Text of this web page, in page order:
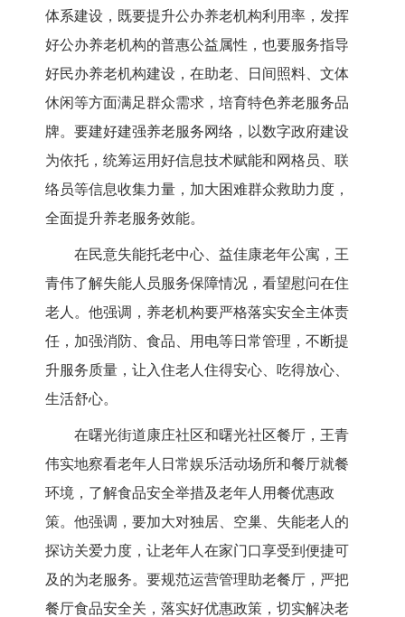
体系建设 ，既要提升公办养老机构利用率， 发挥
好公办养老机构的普惠公益属性， 也要服务指导
好民办养老机构建设， 在助老、日间照料、文体
休闲等方面满足群众需求，培育特色养老服务品
牌。 要建好建强养老服务网络，以数字政府建设
为依托，统筹运用好信息技术赋能和网格员、联
络员等信息收集力量 ， 加大困难群众救助力度，
全面提升养老服务效能。
在民意失能托老中心、益佳康老年公寓，王
青伟了解失能人员服务保障情况， 看望慰问在住
老人 。他强调，养老机构要严格落实安全主体责
任，加强消防、食品、用电等日常管理，不断提
升服务质量，让入住老人住得安心、吃得放心、
生活舒心。
在曙光街道康庄社区和曙光社区餐厅，王青
伟实地察看老年人日常娱乐活动场所和餐厅就餐
环境 ， 了解食品安全举措及老年人用餐优惠政
策。他强调，要加大对独居、空巢、失能老人的
探访关爱力度，让老年人在家门口享受到便捷可
及的为老服务。要规范运营管理助老餐厅，严把
餐厅食品安全关，落实好优惠政策，切实解决老